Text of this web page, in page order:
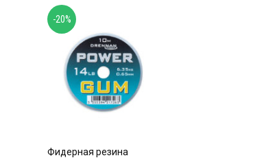
Фидерная резина
-20%